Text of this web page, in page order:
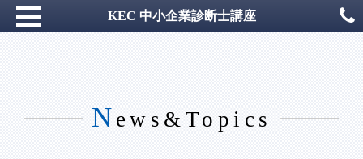
N ews&Topics
KEC 中小企業診断士講座